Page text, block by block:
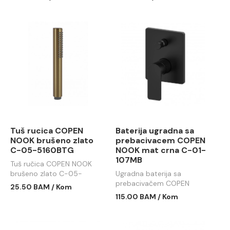
Tuš rucica COPEN
NOOK brušeno zlato
C-05-5160BTG
Tuš ručica COPEN NOOK
brušeno zlato C-05-
5160BTG
25.50 BAM / Kom
Baterija ugradna sa
prebacivacem COPEN
NOOK mat crna C-01-
107MB
Ugradna baterija sa
prebacivačem COPEN
NOOK mat crna C-01-
115.00 BAM / Kom